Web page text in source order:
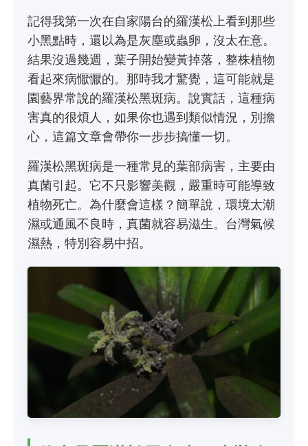
記得我第一次在自家陽台的羅漢松上看到那些
小黑點時，還以為是灰塵或蟲卵，沒太在意。
結果沒過幾週，葉子開始變黃掉落，整株植物
看起來病懨懨的。那時我才驚覺，這可能就是
園藝界常說的羅漢松黑斑病。說實話，這種病
害真的很煩人，如果你也遇到類似情況，別擔
心，這篇文章會帶你一步步搞懂一切。
羅漢松黑斑病是一種常見的葉部病害，主要由
真菌引起。它不只影響美觀，嚴重時可能導致
植物死亡。為什麼會這樣？簡單說，環境太潮
濕或通風不良時，真菌就容易滋生。台灣氣候
濕熱，特別容易中招。